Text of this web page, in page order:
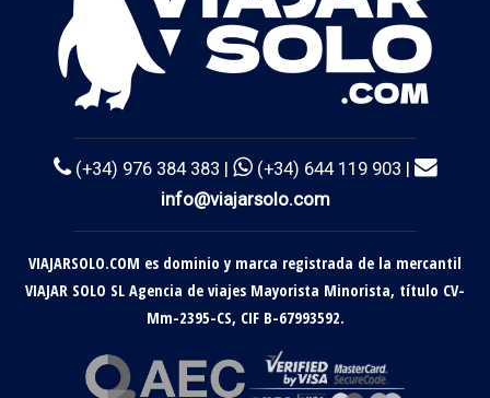
(+34) 976 384 383 |
(+34) 644 119 903 |
info@viajarsolo.com
VIAJARSOLO.COM es dominio y marca registrada de la mercantil
VIAJAR SOLO SL Agencia de viajes Mayorista Minorista, título CV-
Mm-2395-CS, CIF B-67993592.